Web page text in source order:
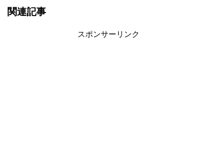
関連記事
スポンサーリンク